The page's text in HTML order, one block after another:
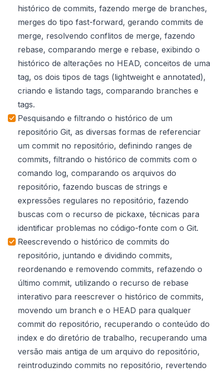
histórico de commits, fazendo merge de branches,
merges do tipo fast-forward, gerando commits de
merge, resolvendo conflitos de merge, fazendo
rebase, comparando merge e rebase, exibindo o
histórico de alterações no HEAD, conceitos de uma
tag, os dois tipos de tags (lightweight e annotated),
criando e listando tags, comparando branches e
tags.
Pesquisando e filtrando o histórico de um
repositório Git, as diversas formas de referenciar
um commit no repositório, definindo ranges de
commits, filtrando o histórico de commits com o
comando log, comparando os arquivos do
repositório, fazendo buscas de strings e
expressões regulares no repositório, fazendo
buscas com o recurso de pickaxe, técnicas para
identificar problemas no código-fonte com o Git.
Reescrevendo o histórico de commits do
repositório, juntando e dividindo commits,
reordenando e removendo commits, refazendo o
último commit, utilizando o recurso de rebase
interativo para reescrever o histórico de commits,
movendo um branch e o HEAD para qualquer
commit do repositório, recuperando o conteúdo do
index e do diretório de trabalho, recuperando uma
versão mais antiga de um arquivo do repositório,
reintroduzindo commits no repositório, revertendo